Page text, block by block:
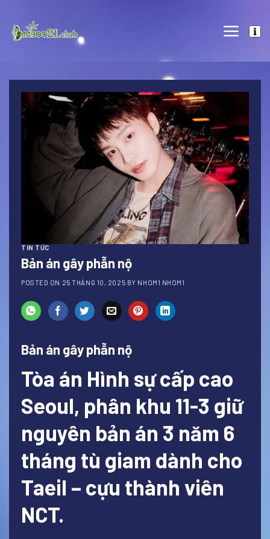
content
TIN TỨC
Bản án gây phẫn nộ
POSTED ON 25 THÁNG 10, 2025 BY NHOM1 NHOM1
Bản án gây phẫn nộ
Tòa án Hình sự cấp cao
Seoul, phân khu 11-3 giữ
nguyên bản án 3 năm 6
tháng tù giam dành cho
Taeil – cựu thành viên
NCT.